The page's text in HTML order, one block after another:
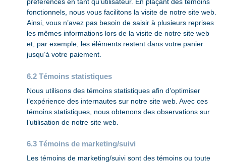
fonctionnels, nous vous facilitons la visite de notre site web.
Ainsi, vous n’avez pas besoin de saisir à plusieurs reprises
les mêmes informations lors de la visite de notre site web
et, par exemple, les éléments restent dans votre panier
jusqu’à votre paiement.
6.2 Témoins statistiques
Nous utilisons des témoins statistiques afin d’optimiser
l’expérience des internautes sur notre site web. Avec ces
témoins statistiques, nous obtenons des observations sur
l’utilisation de notre site web.
6.3 Témoins de marketing/suivi
Les témoins de marketing/suivi sont des témoins ou toute